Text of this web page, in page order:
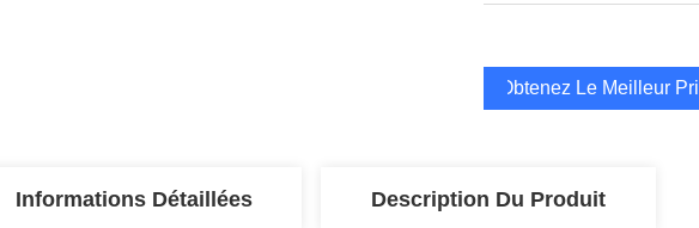
Obtenez Le Meilleur Prix
Informations Détaillées Description Du Produit